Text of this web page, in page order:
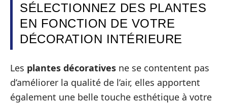
SÉLECTIONNEZ DES PLANTES
EN FONCTION DE VOTRE
DÉCORATION INTÉRIEURE
Les plantes décoratives ne se contentent pas
d’améliorer la qualité de l’air, elles apportent
également une belle touche esthétique à votre